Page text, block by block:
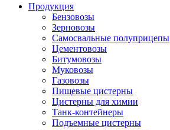
Продукция
Бензовозы
Зерновозы
Самосвальные полуприцепы
Цементовозы
Битумовозы
Муковозы
Газовозы
Пищевые цистерны
Цистерны для химии
Танк-контейнеры
Подъемные цистерны